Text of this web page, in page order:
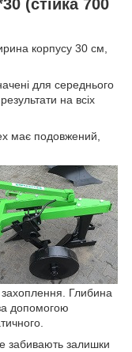
(стійка 700
корпусу 30 см,
для середнього
на всіх
має подовжений,
Глибина
допомогою
забивають залишки